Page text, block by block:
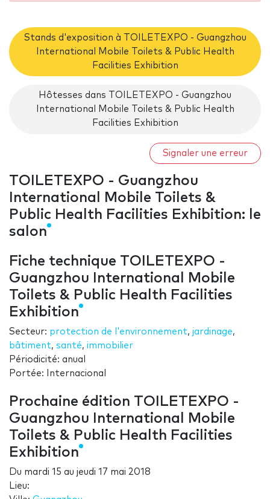
Stands d'exposition à TOILETEXPO - Guangzhou
International Mobile Toilets & Public Health
Facilities Exhibition
Hôtesses dans TOILETEXPO - Guangzhou
International Mobile Toilets & Public Health
Facilities Exhibition
Signaler une erreur
TOILETEXPO - Guangzhou
International Mobile Toilets &
Public Health Facilities Exhibition: le
salon
Fiche technique TOILETEXPO -
Guangzhou International Mobile
Toilets & Public Health Facilities
Exhibition
Secteur: protection de l'environnement, jardinage,
bâtiment, santé, immobilier
Périodicité: anual
Portée: Internacional
Prochaine édition TOILETEXPO -
Guangzhou International Mobile
Toilets & Public Health Facilities
Exhibition
Du mardi 15 au jeudi 17 mai 2018
Lieu: